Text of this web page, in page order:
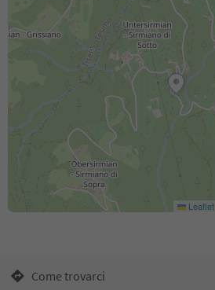
Leaflet
Come trovarci